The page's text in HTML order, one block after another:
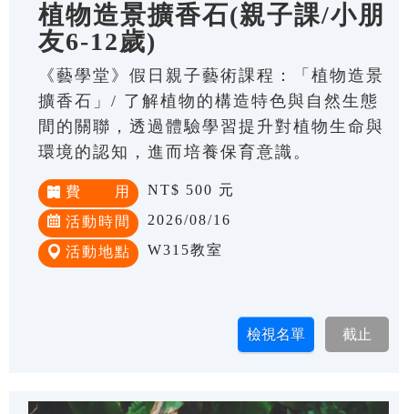
植物造景擴香石(親子課/小朋
友6-12歲)
《藝學堂》假日親子藝術課程：「植物造景
擴香石」/ 了解植物的構造特色與自然生態
間的關聯，透過體驗學習提升對植物生命與
環境的認知，進而培養保育意識。
費 用 NT$ 500 元
活動時間 2026/08/16
活動地點 W315教室